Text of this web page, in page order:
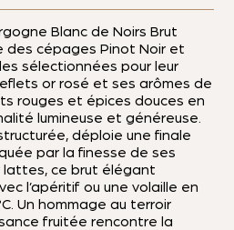
Blanc de Noirs Brut
des cépages Pinot Noir et
sélectionnées pour leur
or rosé et ses arômes de
rouges et épices douces en
lumineuse et généreuse.
déploie une finale
par la finesse de ses
lattes, ce brut élégant
l’apéritif ou une volaille en
Un hommage au terroir
fruitée rencontre la